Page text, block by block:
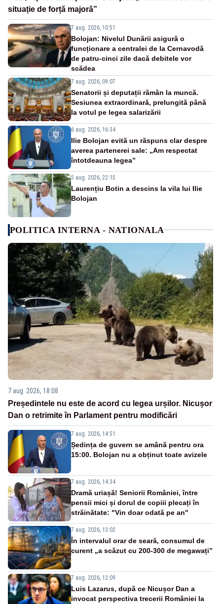
situație de forță majoră”
7 aug. 2026, 10:51
Bolojan: Nivelul Dunării asigură o
funcționare a centralei de la Cernavodă
de patru-cinci zile dacă debitele vor
scădea
7 aug. 2026, 09:07
Senatorii și deputații rămân la muncă.
Sesiunea extraordinară, prelungită până
la votul pe legea salarizării
6 aug. 2026, 16:34
Ilie Bolojan evită un răspuns clar despre
averea partenerei sale: „Am respectat
întotdeauna legea”
5 aug. 2026, 22:15
Laurențiu Botin a descins la vila lui Ilie
Bolojan
POLITICA INTERNA - NATIONALA
7 aug. 2026, 18:08
Președintele nu este de acord cu legea urșilor. Nicușor
Dan o retrimite în Parlament pentru modificări
7 aug. 2026, 14:51
Ședința de guvern se amână pentru ora
15:00. Bolojan nu a obținut toate avizele
7 aug. 2026, 14:34
Dramă uriașă! Seniorii României, între
pensii mici și dorul de copiii plecați în
străinătate: "Vin doar odată pe an"
7 aug. 2026, 13:02
În intervalul orar de seară, consumul de
curent „a scăzut cu 200-300 de megawați”
7 aug. 2026, 12:09
Luis Lazarus, după ce Nicușor Dan a
invocat perspectiva trecerii României la